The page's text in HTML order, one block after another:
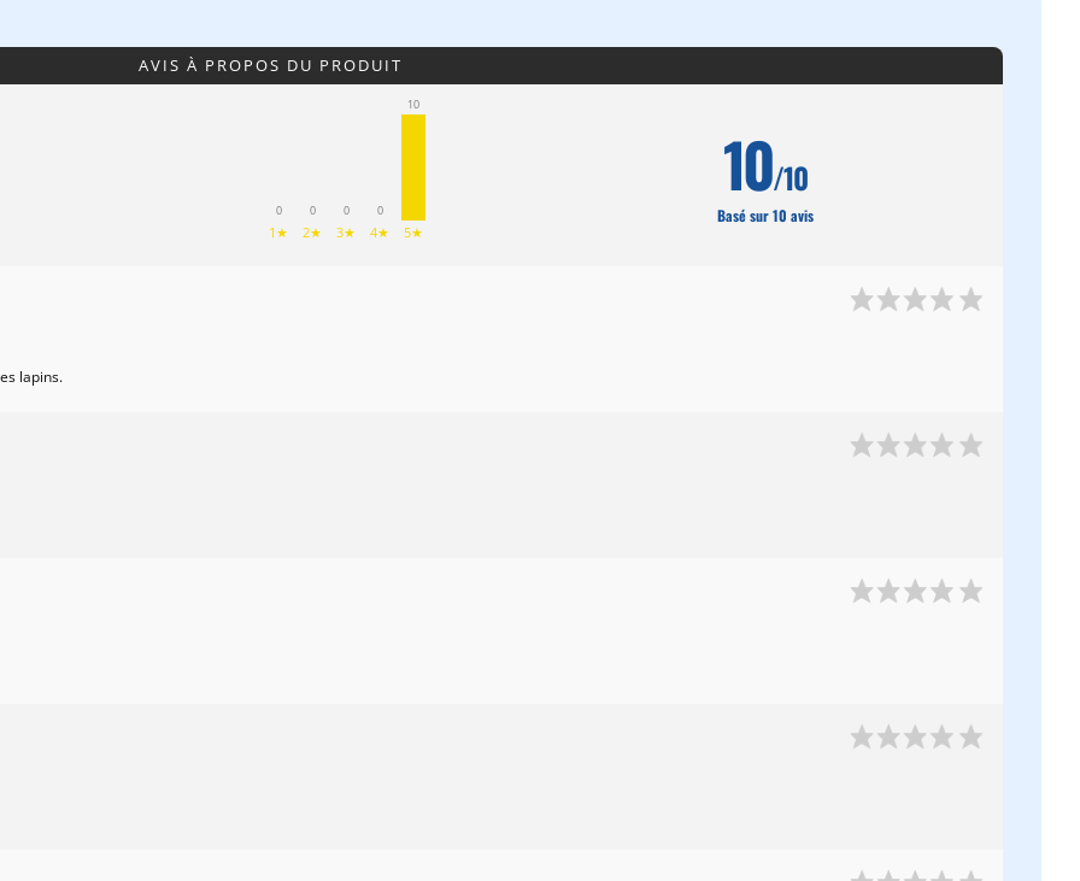
AVIS À PROPOS DU PRODUIT
0
1★
0
2★
0
3★
0
4★
10
5★
10/10
Basé sur 10 avis
lapins.